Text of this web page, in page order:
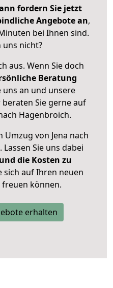
fordern Sie jetzt
Angebote an,
bei Ihnen sind.
uns nicht?
aus. Wenn Sie doch
Beratung
uns an und unsere
Sie gerne auf
Hagenbroich.
von Jena nach
Sie uns dabei
die Kosten zu
sich auf Ihren neuen
können.
erhalten